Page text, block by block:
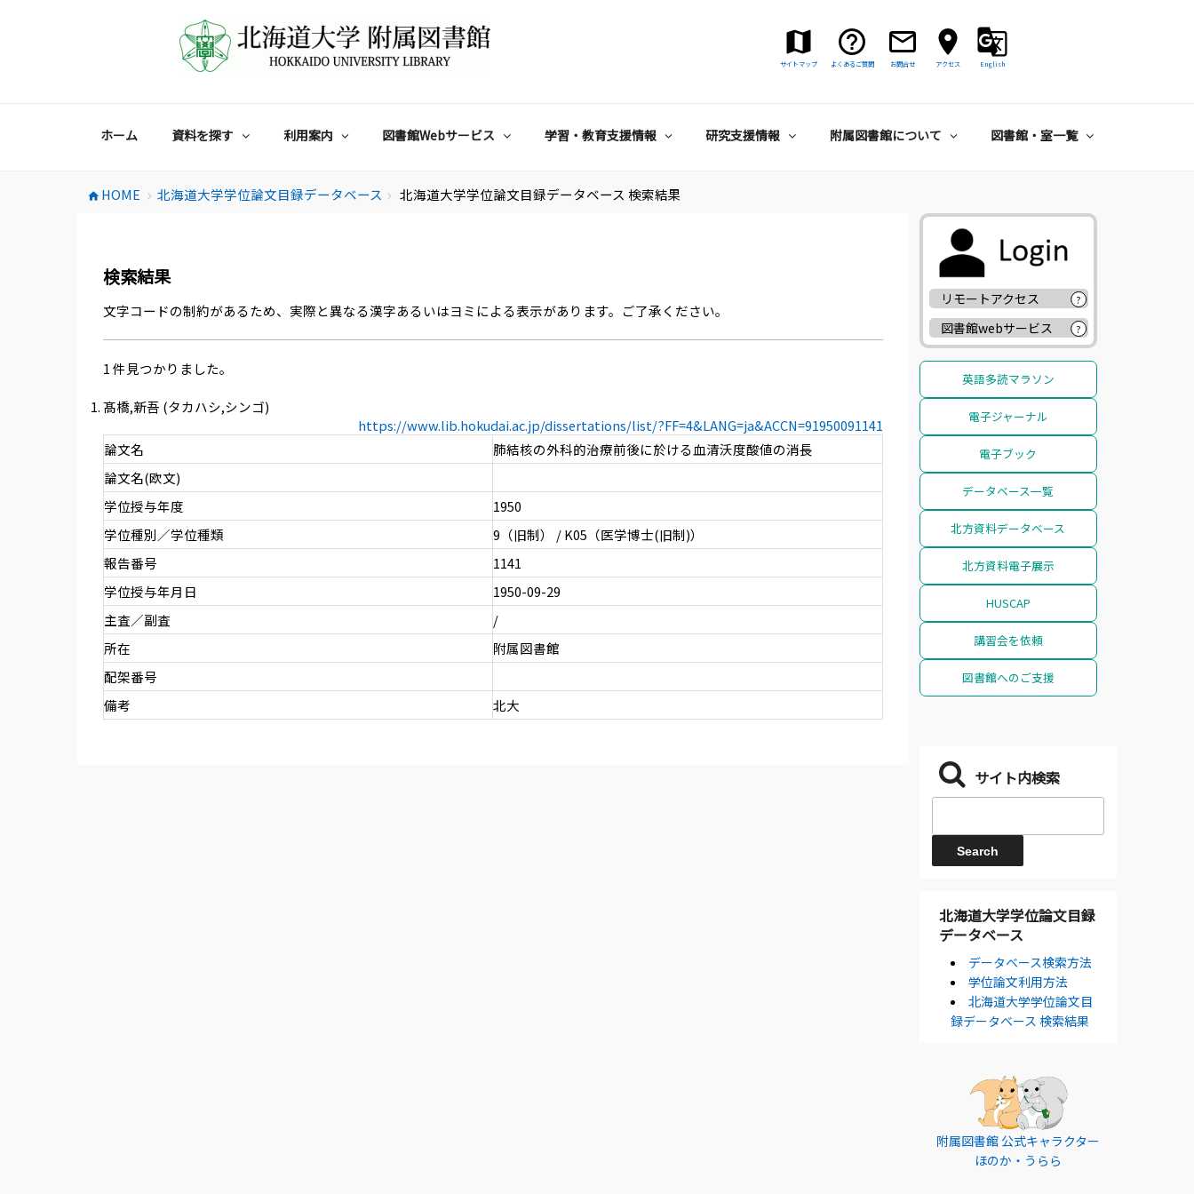
サイトマップ よくあるご質問 お問合せ アクセス English
ホーム 資料を探す 利用案内 図書館Webサービス 学習・教育支援情報 研究支援情報 附属図書館について 図書館・室一覧
home HOME chevron_right 北海道大学学位論文目録データベース chevron_right 北海道大学学位論文目録データベース 検索結果
検索結果
文字コードの制約があるため、実際と異なる漢字あるいはヨミによる表示があります。ご了承ください。
1 件見つかりました。
髙橋,新吾 (タカハシ,シンゴ)
https://www.lib.hokudai.ac.jp/dissertations/list/?FF=4&LANG=ja&ACCN=91950091141
論文名
肺結核の外科的治療前後に於ける血清沃度酸値の消長
論文名(欧文)
学位授与年度
1950
学位種別／学位種類
9（旧制） / K05（医学博士(旧制)）
報告番号
1141
学位授与年月日
1950-09-29
主査／副査
/
所在
附属図書館
配架番号
備考
北大
リモートアクセス ?
図書館webサービス ?
英語多読マラソン
電子ジャーナル
電子ブック
データベース一覧
北方資料データベース
北方資料電子展示
HUSCAP
講習会を依頼
図書館へのご支援
サイト内検索
北海道大学学位論文目録
データベース
データベース検索方法
学位論文利用方法
北海道大学学位論文目
録データベース 検索結果
附属図書館 公式キャラクター
ほのか・うらら